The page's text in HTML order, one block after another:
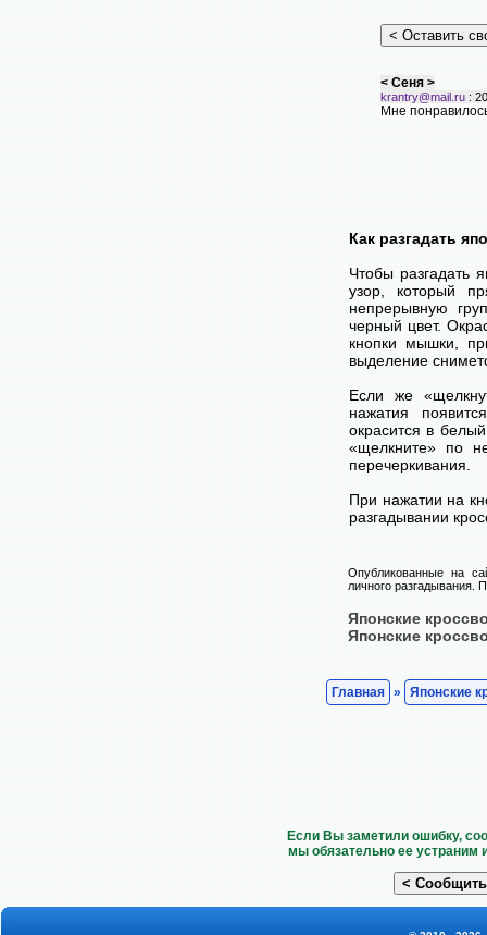
< Сеня >
krantry@mail.ru :
Мне
Как разгадать
Чтобы разгадать
узор, который
непрерывную
черный цвет.
кнопки мышки,
выделение
Если же
нажатия
окрасится в
«щелкните» по
перечеркивания.
При нажатии на
разгадывании
Опубликованные на
личного разгадывания.
Японские
Японские
Главная » Японские
Если Вы заметили ошибку,
мы обязательно ее устраним